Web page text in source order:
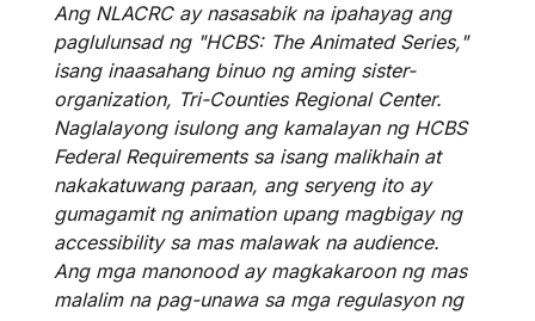
Ang NLACRC ay nasasabik na ipahayag ang
paglulunsad ng "HCBS: The Animated Series,"
isang inaasahang binuo ng aming sister-
organization, Tri-Counties Regional Center.
Naglalayong isulong ang kamalayan ng HCBS
Federal Requirements sa isang malikhain at
nakakatuwang paraan, ang seryeng ito ay
gumagamit ng animation upang magbigay ng
accessibility sa mas malawak na audience.
Ang mga manonood ay magkakaroon ng mas
malalim na pag-unawa sa mga regulasyon ng